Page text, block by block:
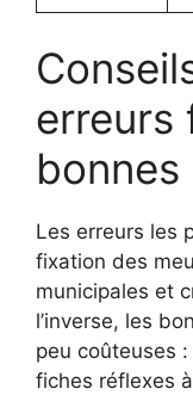
erreurs
Les erreurs les
fixation des
municipales et
l’inverse, les
peu coûteuses
fiches réflexes